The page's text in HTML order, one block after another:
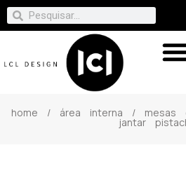
home / área interna / mesas
jantar